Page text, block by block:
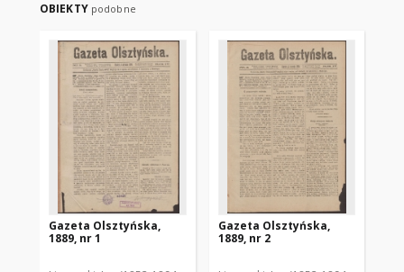
OBIEKTY podobne
Gazeta Olsztyńska,
1889, nr 1
Gazeta Olsztyńska,
1889, nr 2